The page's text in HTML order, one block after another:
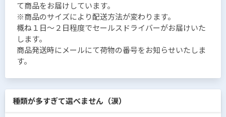
て商品をお届けしています。
※商品のサイズにより配送方法が変わります。
概ね１日〜２日程度でセールスドライバーがお届けいた
します。
商品発送時にメールにて荷物の番号をお知らせいたしま
す。
種類が多すぎて選べません（涙）